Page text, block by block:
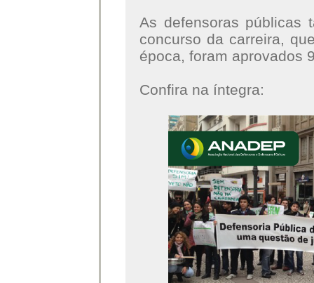
As defensoras públicas
concurso da carreira,
época, foram aprovados
Confira na íntegra: